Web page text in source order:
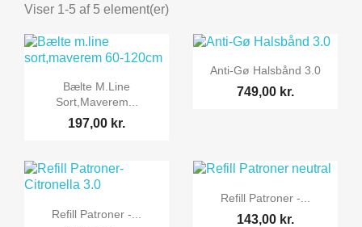
Viser 1-5 af 5 element(er)
 Vis her
Bælte M.line
Sort,maverem...
197,00 kr.
 Vis her
Anti-Gø Halsbånd 3.0
749,00 kr.
 Vis her
Refill Patroner -...
 Vis her
Refill Patroner -...
143,00 kr.